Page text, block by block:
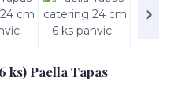
ks) Paella Tapas